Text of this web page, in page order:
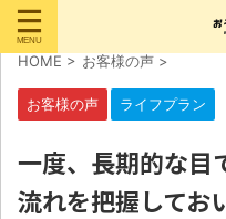
HOME > お客様の声 >
お客様の声 ライフプラン
一度、長期的な目
流れを把握してお